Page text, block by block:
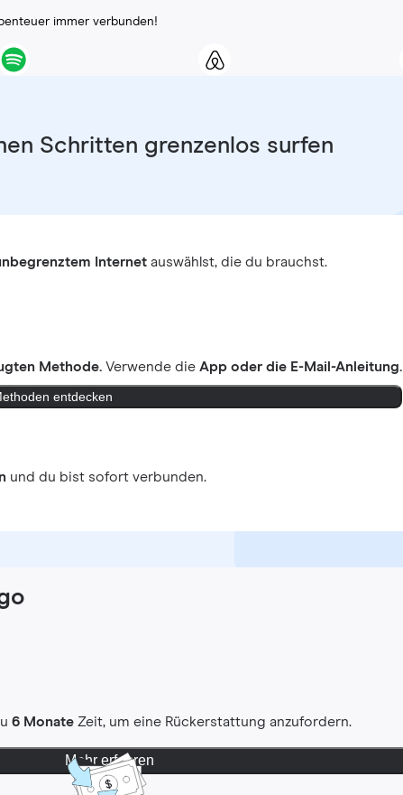
immer verbunden!
Schritten grenzenlos surfen
Internet auswählst, die du brauchst.
Methode. Verwende dieApp oder die E-Mail-Anleitung.
entdecken
und du bist sofort verbunden.
6 Monate Zeit, um eine Rückerstattung anzufordern.
Mehr erfahren